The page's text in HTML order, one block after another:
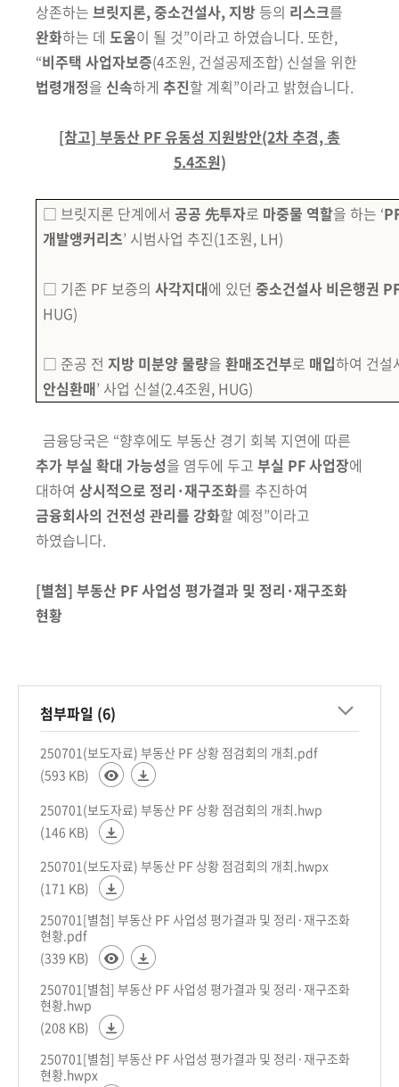
상존하는 브릿지론,중소건설사, 지방 등의 리스크를
완화하는 데 도움이 될 것”이라고 하였습니다. 또한,
“비주택 사업자보증(4조원, 건설공제조합) 신설을 위한
법령개정을 신속하게 추진할 계획”이라고 밝혔습니다.
[참고] 부동산 PF 유동성 지원방안(2차 추경, 총
5.4조원)
□ 브릿지론 단계에서 공공 先투자로 마중물 역할을 하는 ‘
개발앵커리츠’ 시범사업 추진(1조원, LH)
□ 기존 PF 보증의 사각지대에 있던 중소건설사 비은행권
HUG)
□ 준공 전 지방 미분양 물량을 환매조건부로 매입하여 건설
안심환매’ 사업 신설(2.4조원, HUG)
금융당국은 “향후에도 부동산 경기 회복 지연에 따른
추가 부실 확대 가능성을 염두에 두고 부실 PF 사업장에
대하여 상시적으로 정리·재구조화를 추진하여
금융회사의 건전성 관리를 강화할 예정”이라고
하였습니다.
[별첨] 부동산 PF 사업성 평가결과 및 정리·재구조화
현황
첨부파일 (6)
250701(보도자료) 부동산 PF 상황 점검회의 개최.pdf
(593 KB)
250701(보도자료) 부동산 PF 상황 점검회의 개최.hwp
(146 KB)
250701(보도자료) 부동산 PF 상황 점검회의 개최.hwpx
(171 KB)
250701[별첨] 부동산 PF 사업성 평가결과 및 정리·재구조화
현황.pdf
(339 KB)
250701[별첨] 부동산 PF 사업성 평가결과 및 정리·재구조화
현황.hwp
(208 KB)
250701[별첨] 부동산 PF 사업성 평가결과 및 정리·재구조화
현황.hwpx